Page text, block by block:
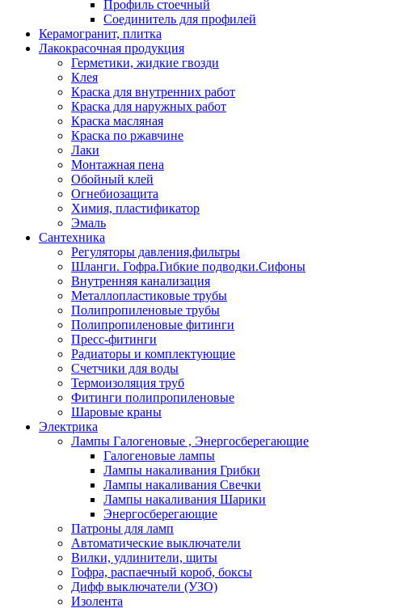
Профиль стоечный
Соединитель для профилей
Керамогранит, плитка
Лакокрасочная продукция
Герметики, жидкие гвозди
Клея
Краска для внутренних работ
Краска для наружных работ
Краска масляная
Краска по ржавчине
Лаки
Монтажная пена
Обойный клей
Огнебиозащита
Химия, пластификатор
Эмаль
Сантехника
Регуляторы давления,фильтры
Шланги. Гофра.Гибкие подводки.Сифоны
Внутренняя канализация
Металлопластиковые трубы
Полипропиленовые трубы
Полипропиленовые фитинги
Пресс-фитинги
Радиаторы и комплектующие
Счетчики для воды
Термоизоляция труб
Фитинги полипропиленовые
Шаровые краны
Электрика
Лампы Галогеновые , Энергосберегающие
Галогеновые лампы
Лампы накаливания Грибки
Лампы накаливания Свечки
Лампы накаливания Шарики
Энергосберегающие
Патроны для ламп
Автоматические выключатели
Вилки, удлинители, щиты
Гофра, распаечный короб, боксы
Дифф выключатели (УЗО)
Изолента